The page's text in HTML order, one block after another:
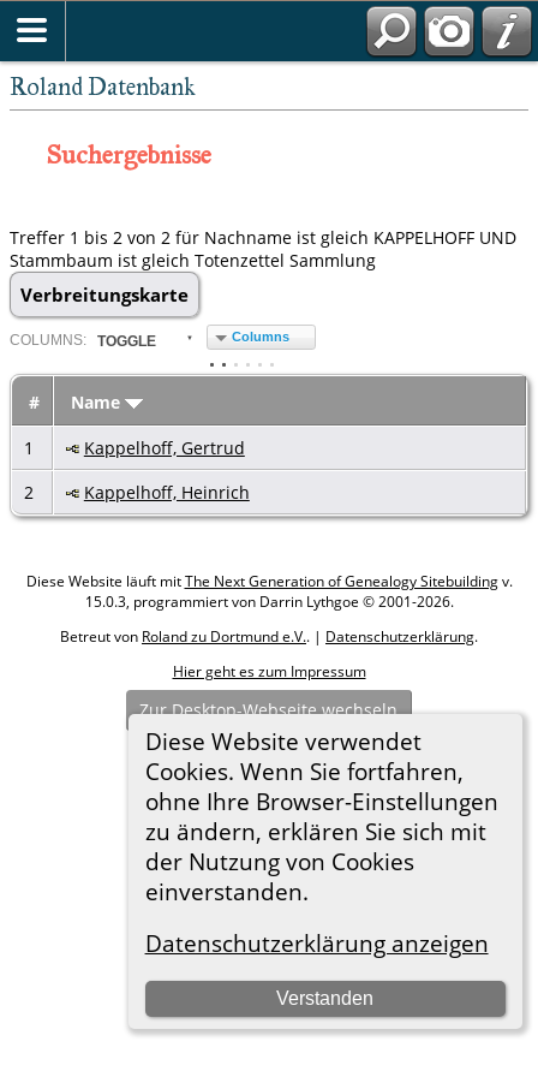
Roland Datenbank
Diese Website verwendet
Cookies. Wenn Sie fortfahren,
ohne Ihre Browser-Einstellungen
zu ändern, erklären Sie sich mit
der Nutzung von Cookies
einverstanden.
Datenschutzerklärung anzeigen
Verstanden
Suchergebnisse
Treffer 1 bis 2 von 2 für Nachname ist gleich KAPPELHOFF UND
Stammbaum ist gleich Totenzettel Sammlung
Verbreitungskarte
COLUMN S: TOGGLE Columns
#
Name
1
Kappelhoff, Gertrud
2
Kappelhoff, Heinrich
Diese Website läuft mitThe Next Generation of Genealogy Sitebuildingv.
15.0.3, programmiert von Darrin Lythgoe © 2001-2026.
Betreut von Roland zu Dortmund e.V.. | Datenschutzerklärung.
Hier geht es zum Impressum
Zur Desktop-Webseite wechseln